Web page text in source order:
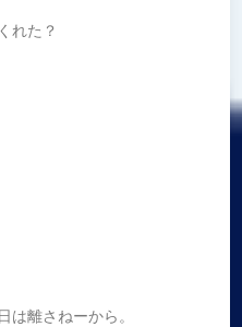
れた？
離さねーから。